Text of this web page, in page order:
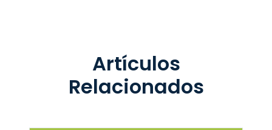
Artículos
Relacionados